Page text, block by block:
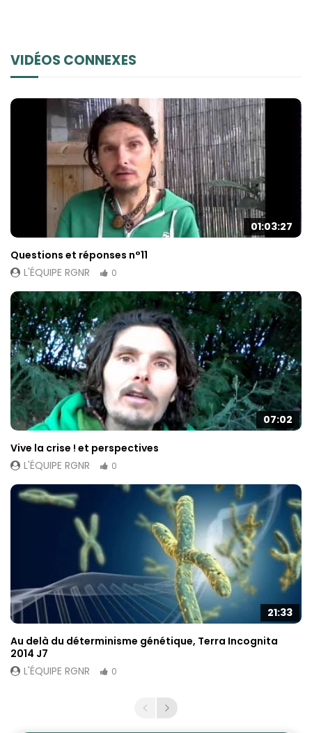
VIDÉOS CONNEXES
01:03:27
Questions et réponses n°11
L'ÉQUIPE RGNR
0
07:02
Vive la crise ! et perspectives
L'ÉQUIPE RGNR
0
21:33
Au delà du déterminisme génétique, Terra Incognita
2014 J7
L'ÉQUIPE RGNR
0